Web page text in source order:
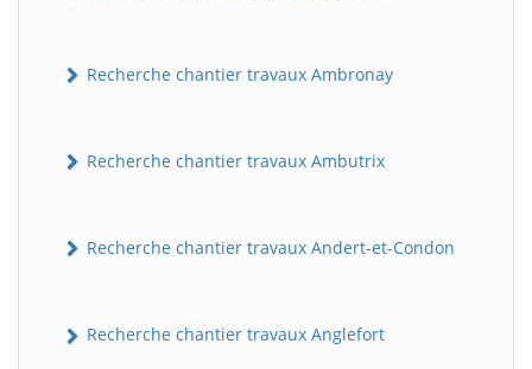
Recherche chantier travaux Ambronay
Recherche chantier travaux Ambutrix
Recherche chantier travaux Andert-et-Condon
Recherche chantier travaux Anglefort